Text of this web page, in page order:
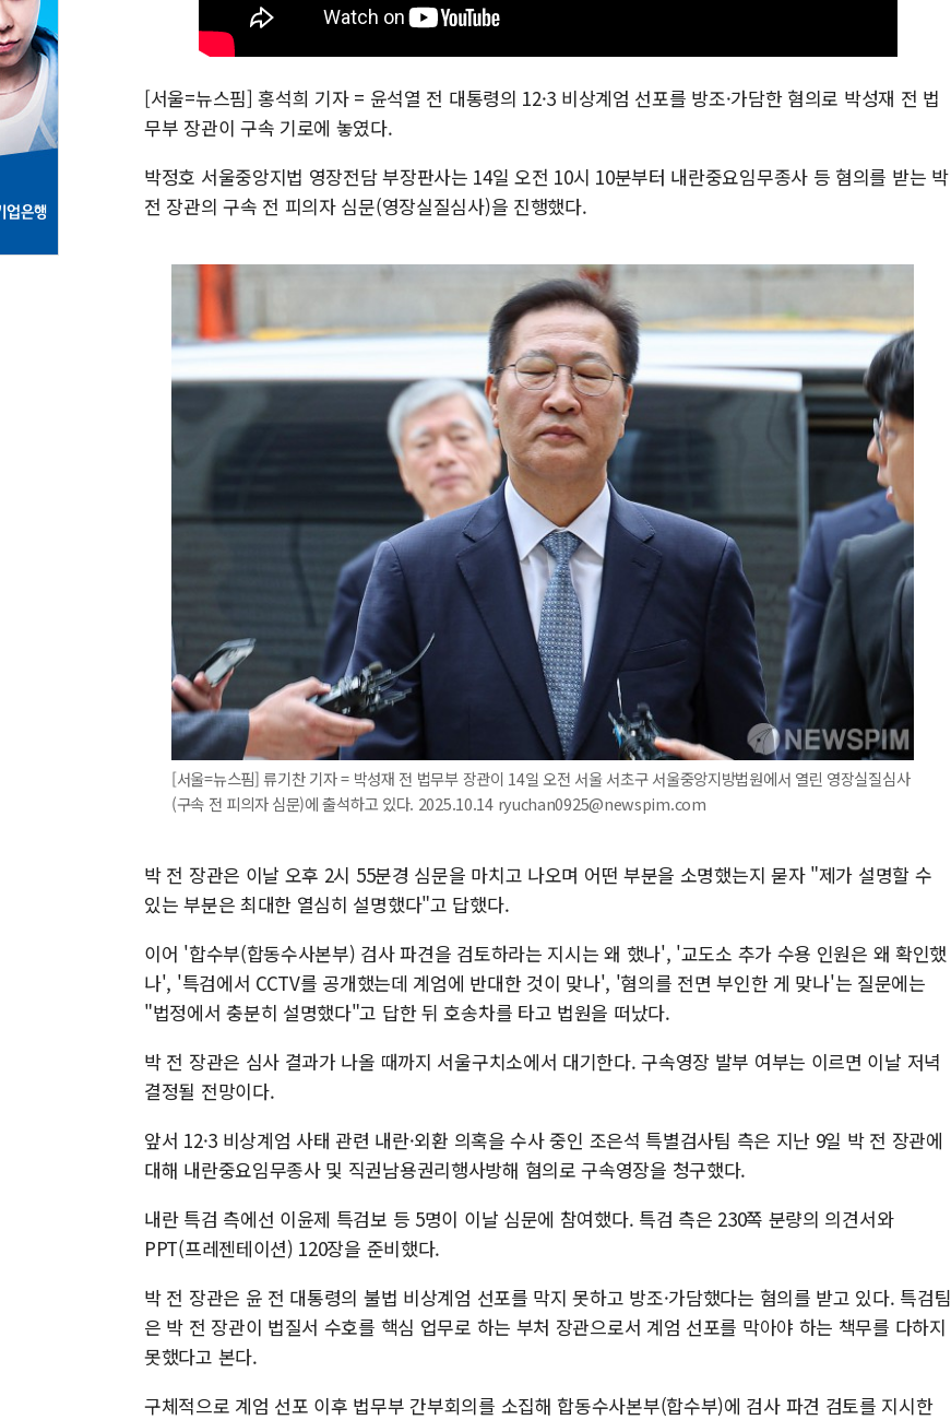
[서울=뉴스핌] 홍석희 기자 = 윤석열 전 대통령의 12·3 비상계엄 선포를 방조·가담한 혐의로 박성재 전 법
무부 장관이 구속 기로에 놓였다.
박정호 서울중앙지법 영장전담 부장판사는 14일 오전 10시 10분부터 내란중요임무종사 등 혐의를 받는 박
전 장관의 구속 전 피의자 심문(영장실질심사)을 진행했다.
[서울=뉴스핌] 류기찬 기자 = 박성재 전 법무부 장관이 14일 오전 서울 서초구 서울중앙지방법원에서 열린 영장실질심사
(구속 전 피의자 심문)에 출석하고 있다. 2025.10.14 ryuchan0925@newspim.com
박 전 장관은 이날 오후 2시 55분경 심문을 마치고 나오며 어떤 부분을 소명했는지 묻자 "제가 설명할 수
있는 부분은 최대한 열심히 설명했다"고 답했다.
이어 '합수부(합동수사본부) 검사 파견을 검토하라는 지시는 왜 했나', '교도소 추가 수용 인원은 왜 확인했
나', '특검에서 CCTV를 공개했는데 계엄에 반대한 것이 맞나', '혐의를 전면 부인한 게 맞나'는 질문에는
"법정에서 충분히 설명했다"고 답한 뒤 호송차를 타고 법원을 떠났다.
박 전 장관은 심사 결과가 나올 때까지 서울구치소에서 대기한다. 구속영장 발부 여부는 이르면 이날 저녁
결정될 전망이다.
앞서 12·3 비상계엄 사태 관련 내란·외환 의혹을 수사 중인 조은석 특별검사팀 측은 지난 9일 박 전 장관에
대해 내란중요임무종사 및 직권남용권리행사방해 혐의로 구속영장을 청구했다.
내란 특검 측에선 이윤제 특검보 등 5명이 이날 심문에 참여했다. 특검 측은 230쪽 분량의 의견서와
PPT(프레젠테이션) 120장을 준비했다.
박 전 장관은 윤 전 대통령의 불법 비상계엄 선포를 막지 못하고 방조·가담했다는 혐의를 받고 있다. 특검팀
은 박 전 장관이 법질서 수호를 핵심 업무로 하는 부처 장관으로서 계엄 선포를 막아야 하는 책무를 다하지
못했다고 본다.
구체적으로 계엄 선포 이후 법무부 간부회의를 소집해 합동수사본부(합수부)에 검사 파견 검토를 지시한